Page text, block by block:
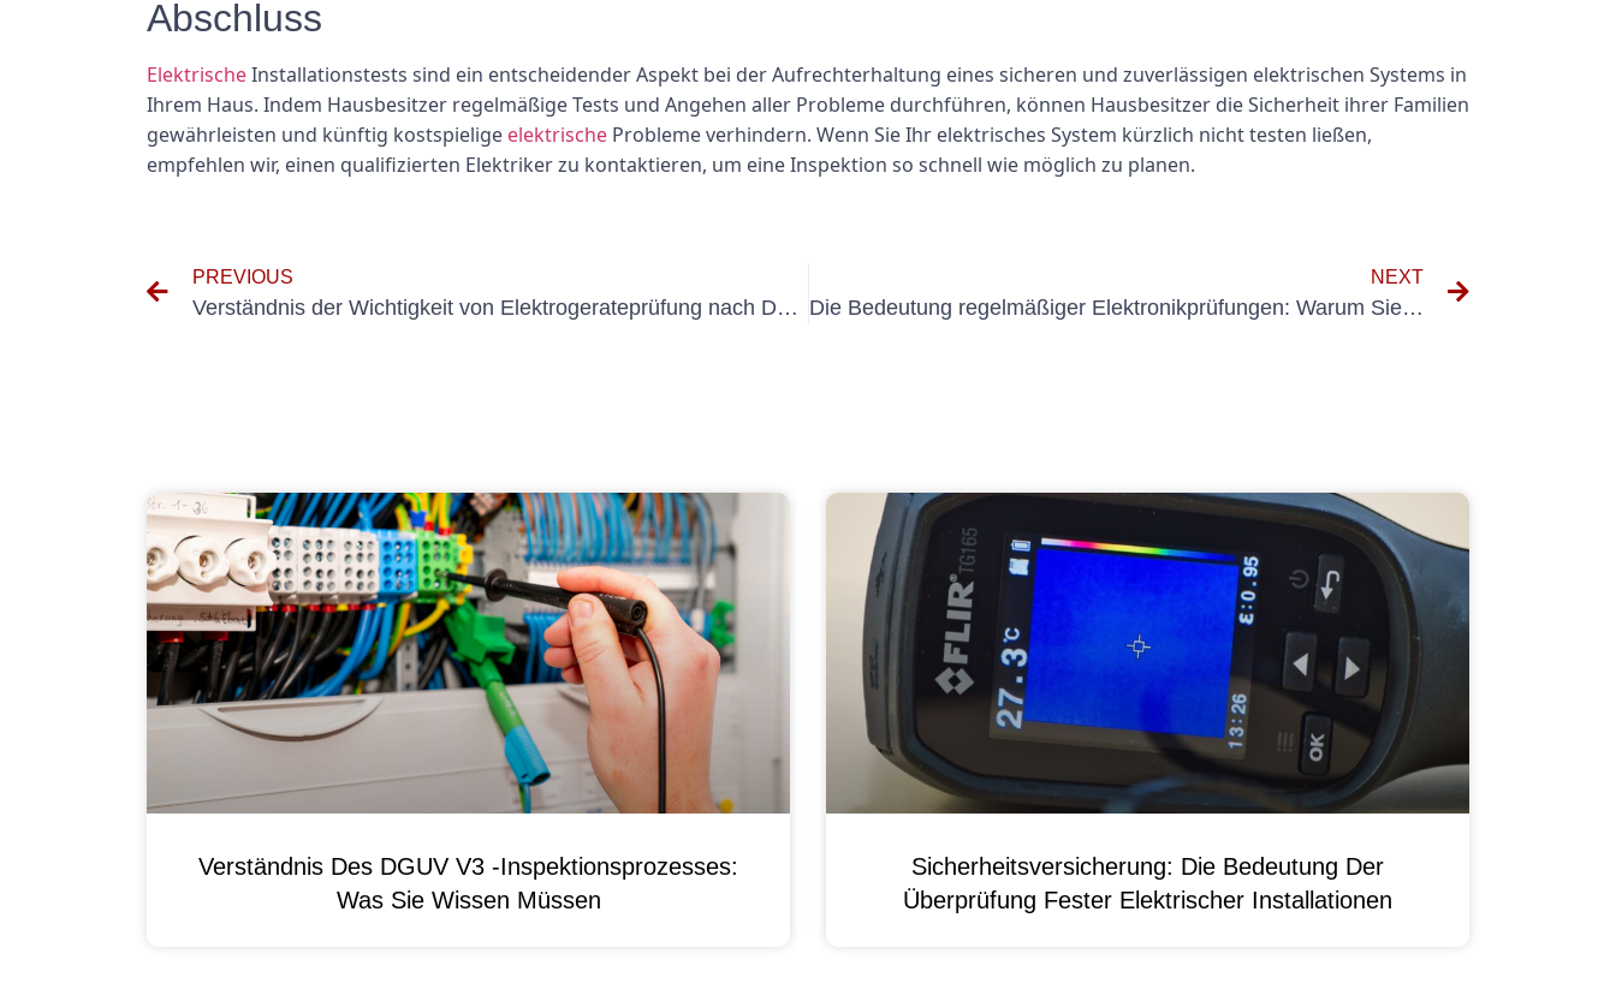
Abschluss
ElektrischeInstallationstests sind ein entscheidender Aspekt bei der Aufrechterhaltung eines sicheren und zuverlässigen elektrischen Systems in
Ihrem Haus. Indem Hausbesitzer regelmäßige Tests und Angehen aller Probleme durchführen, können Hausbesitzer die Sicherheit ihrer Familien
gewährleisten und künftig kostspielige elektrische Probleme verhindern. Wenn Sie Ihr elektrisches System kürzlich nicht testen ließen,
empfehlen wir, einen qualifizierten Elektriker zu kontaktieren, um eine Inspektion so schnell wie möglich zu planen.
PREVIOUS
Verständnis der Wichtigkeit von Elektrogerateprüfung nach DGUV für die Sicherheit am Arbeitsplatz
NEXT
Die Bedeutung regelmäßiger Elektronikprüfungen: Warum Sie sie nicht überspringen sollten
Verständnis Des DGUV V3 -Inspektionsprozesses:
Was Sie Wissen Müssen
Sicherheitsversicherung: Die Bedeutung Der
Überprüfung Fester Elektrischer Installationen